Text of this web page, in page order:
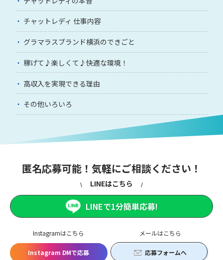
チャットレディ 仕事内容
グラマラスブランド横浜のできごと
稼げて♪楽しくて♪快適な環境！
高収入を実現できる理由
その他いろいろ
匿名応募可能！気軽にご相談ください！
Instagramはこちら
Instagram DMで応募
メールはこちら
応募フォームへ
LINEはこちら
LINEで1分簡単応募!